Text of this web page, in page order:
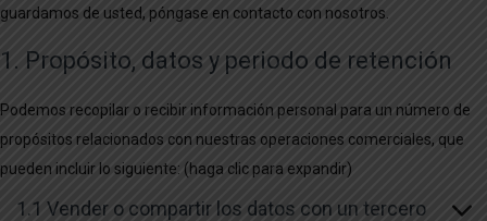
guardamos de usted, póngase en contacto con nosotros.
1. Propósito, datos y periodo de retención
Podemos recopilar o recibir información personal para un número de
propósitos relacionados con nuestras operaciones comerciales, que
pueden incluir lo siguiente: (haga clic para expandir)
1.1 Vender o compartir los datos con un tercero